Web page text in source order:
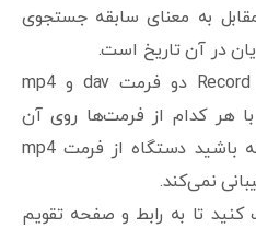
به معنای سابقه جستجوی
در آن تاریخ است.
در Record Download Format دو فرمت dav و mp4
با هر کدام از فرمت‌ها روی آن
کلیک کنید. دقت داشته باشید دستگاه از فرمت mp4
نمی‌کند.
تا به رابط و صفحه تقویم